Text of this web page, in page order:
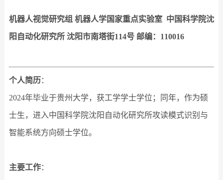
机器人视觉研究组 机器人学国家重点实验室 中国科学院沈
阳自动化研究所 沈阳市南塔街114号 邮编：110016
个人简历 ：
2024年毕业于贵州大学，获工学学士学位；同年，作为硕
士生，进入中国科学院沈阳自动化研究所攻读模式识别与
智能系统方向硕士学位。
主要工作：